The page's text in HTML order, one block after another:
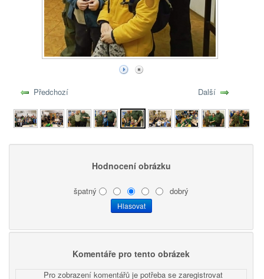
Předchozí Další
Hodnocení obrázku
špatný dobrý
Komentáře pro tento obrázek
Pro zobrazení komentářů je potřeba se zaregistrovat